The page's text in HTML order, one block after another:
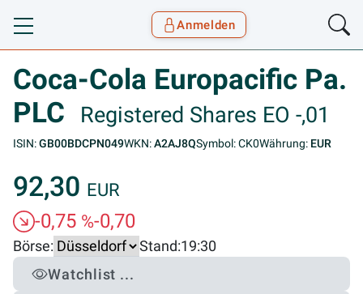
Toggle navigation
Anmelden
Coca-Cola Europacific Pa.
PLC
Registered Shares EO -,01
ISIN:GB00BDCPN049WKN:A2AJ8QSymbol: CK0Währung: EUR
92,30 EUR
-0,75 %-0,70
Börse: Stand:19:30
Watchlist ...